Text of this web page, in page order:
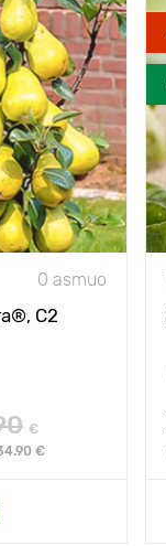
0 asmuo
C2
€
€